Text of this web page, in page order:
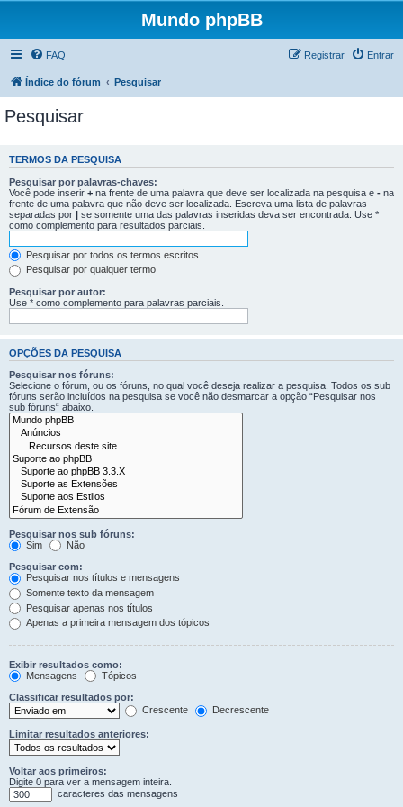
Mundo phpBB
FAQ Entrar
Registrar
Índice do fórum Pesquisar
Pesquisar
TERMOS DA PESQUISA
Pesquisar por palavras-chaves:
Você pode inserir + na frente de uma palavra que deve ser localizada na pesquisa e - na
frente de uma palavra que não deve ser localizada. Escreva uma lista de palavras
separadas por | se somente uma das palavras inseridas deva ser encontrada. Use *
como complemento para resultados parciais.
Pesquisar por todos os termos escritos
Pesquisar por qualquer termo
Pesquisar por autor:
Use * como complemento para palavras parciais.
OPÇÕES DA PESQUISA
Pesquisar nos fóruns:
Selecione o fórum, ou os fóruns, no qual você deseja realizar a pesquisa. Todos os sub
fóruns serão incluídos na pesquisa se você não desmarcar a opção “Pesquisar nos
sub fóruns“ abaixo.
Pesquisar nos sub fóruns:
Sim
Não
Pesquisar com:
Pesquisar nos títulos e mensagens
Somente texto da mensagem
Pesquisar apenas nos títulos
Apenas a primeira mensagem dos tópicos
Exibir resultados como:
Mensagens
Tópicos
Classificar resultados por:
Crescente
Decrescente
Limitar resultados anteriores:
Voltar aos primeiros:
Digite 0 para ver a mensagem inteira.
caracteres das mensagens